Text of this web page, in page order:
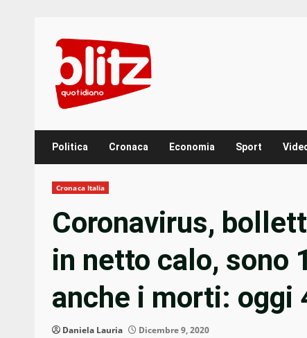
content
Politica Cronaca Economia Sport
Cronaca Italia
Coronavirus,
in netto calo, sono
anche i morti: oggi
Daniela Lauria Dicembre 9, 2020